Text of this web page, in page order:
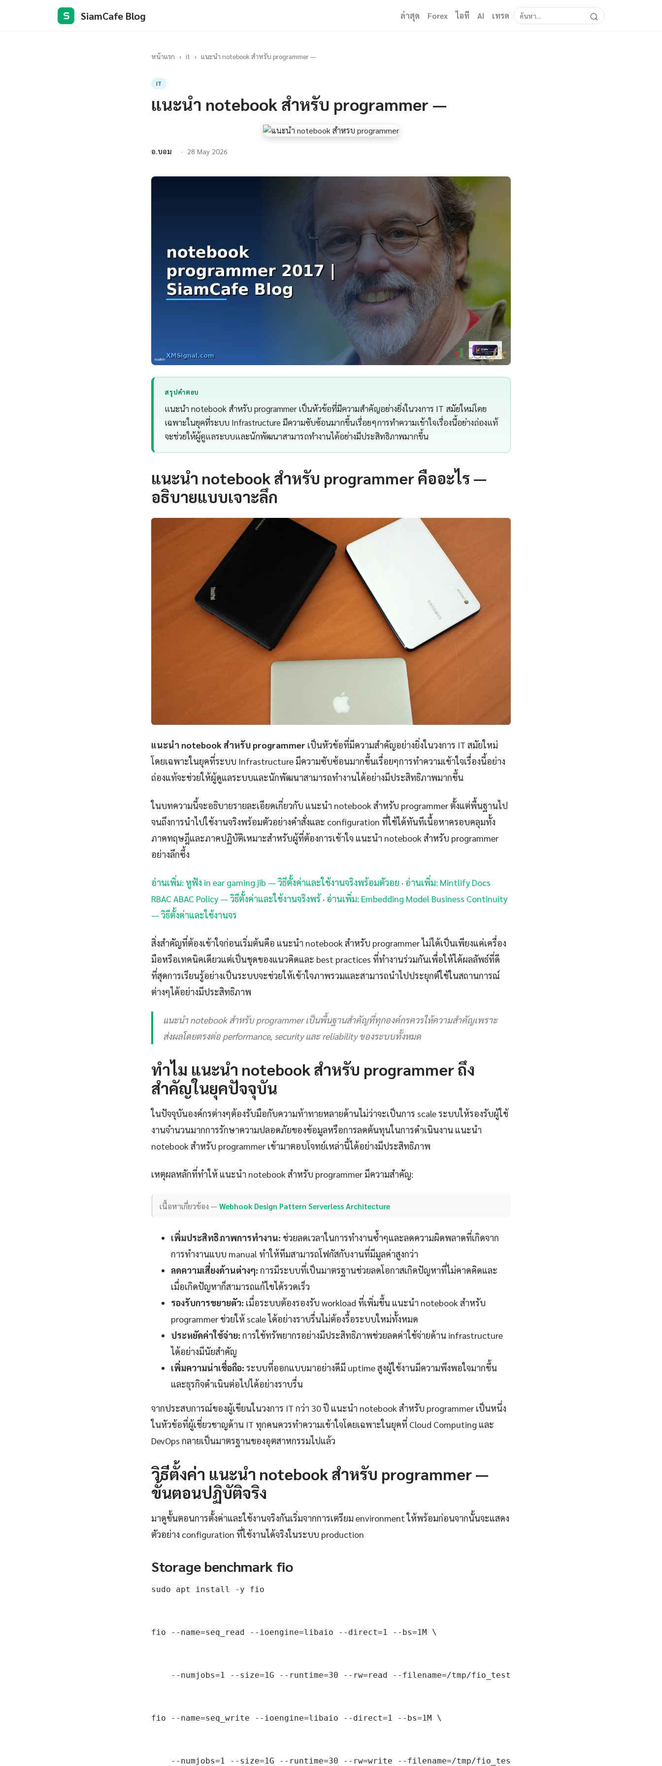
S SiamCafe Blog ล่าสุด Forex ไอที AI เทรด
หน้าแรก › it › แนะนำ notebook สำหรับ programmer —
IT
แนะนำ notebook สำหรับ programmer —
อ.บอม 28 May 2026
สรุปคำตอบ
แนะนำ notebook สำหรับ programmer เป็นหัวข้อที่มีความสำคัญอย่างยิ่งในวงการ IT สมัยใหม่โดย
เฉพาะในยุคที่ระบบ Infrastructure มีความซับซ้อนมากขึ้นเรื่อยๆการทำความเข้าใจเรื่องนี้อย่างถ่องแท้
จะช่วยให้ผู้ดูแลระบบและนักพัฒนาสามารถทำงานได้อย่างมีประสิทธิภาพมากขึ้น
แนะนำ notebook สำหรับ programmer คืออะไร —
อธิบายแบบเจาะลึก
แนะนำ notebook สำหรับ programmer เป็นหัวข้อที่มีความสำคัญอย่างยิ่งในวงการ IT สมัยใหม่
โดยเฉพาะในยุคที่ระบบ Infrastructure มีความซับซ้อนมากขึ้นเรื่อยๆการทำความเข้าใจเรื่องนี้อย่าง
ถ่องแท้จะช่วยให้ผู้ดูแลระบบและนักพัฒนาสามารถทำงานได้อย่างมีประสิทธิภาพมากขึ้น
ในบทความนี้จะอธิบายรายละเอียดเกี่ยวกับ แนะนำ notebook สำหรับ programmer ตั้งแต่พื้นฐานไป
จนถึงการนำไปใช้งานจริงพร้อมตัวอย่างคำสั่งและ configuration ที่ใช้ได้ทันทีเนื้อหาครอบคลุมทั้ง
ภาคทฤษฎีและภาคปฏิบัติเหมาะสำหรับผู้ที่ต้องการเข้าใจ แนะนำ notebook สำหรับ programmer
อย่างลึกซึ้ง
อ่านเพิ่ม: หูฟัง in ear gaming jib — วิธีตั้งค่าและใช้งานจริงพร้อมตัวอย · อ่านเพิ่ม: Mintlify Docs
RBAC ABAC Policy — วิธีตั้งค่าและใช้งานจริงพร้ · อ่านเพิ่ม: Embedding Model Business Continuity
— วิธีตั้งค่าและใช้งานจร
สิ่งสำคัญที่ต้องเข้าใจก่อนเริ่มต้นคือ แนะนำ notebook สำหรับ programmer ไม่ได้เป็นเพียงแค่เครื่อง
มือหรือเทคนิคเดียวแต่เป็นชุดของแนวคิดและ best practices ที่ทำงานร่วมกันเพื่อให้ได้ผลลัพธ์ที่ดี
ที่สุดการเรียนรู้อย่างเป็นระบบจะช่วยให้เข้าใจภาพรวมและสามารถนำไปประยุกต์ใช้ในสถานการณ์
ต่างๆได้อย่างมีประสิทธิภาพ
แนะนำ notebook สำหรับ programmer เป็นพื้นฐานสำคัญที่ทุกองค์กรควรให้ความสำคัญเพราะ
ส่งผลโดยตรงต่อ performance, security และ reliability ของระบบทั้งหมด
ทำไม แนะนำ notebook สำหรับ programmer ถึง
สำคัญในยุคปัจจุบัน
ในปัจจุบันองค์กรต่างๆต้องรับมือกับความท้าทายหลายด้านไม่ว่าจะเป็นการ scale ระบบให้รองรับผู้ใช้
งานจำนวนมากการรักษาความปลอดภัยของข้อมูลหรือการลดต้นทุนในการดำเนินงาน แนะนำ
notebook สำหรับ programmer เข้ามาตอบโจทย์เหล่านี้ได้อย่างมีประสิทธิภาพ
เหตุผลหลักที่ทำให้ แนะนำ notebook สำหรับ programmer มีความสำคัญ:
เนื้อหาเกี่ยวข้อง —Webhook Design Pattern Serverless Architecture
เพิ่มประสิทธิภาพการทำงาน: ช่วยลดเวลาในการทำงานซ้ำๆและลดความผิดพลาดที่เกิดจาก
การทำงานแบบ manual ทำให้ทีมสามารถโฟกัสกับงานที่มีมูลค่าสูงกว่า
ลดความเสี่ยงด้านต่างๆ: การมีระบบที่เป็นมาตรฐานช่วยลดโอกาสเกิดปัญหาที่ไม่คาดคิดและ
เมื่อเกิดปัญหาก็สามารถแก้ไขได้รวดเร็ว
รองรับการขยายตัว: เมื่อระบบต้องรองรับ workload ที่เพิ่มขึ้น แนะนำ notebook สำหรับ
programmer ช่วยให้ scale ได้อย่างราบรื่นไม่ต้องรื้อระบบใหม่ทั้งหมด
ประหยัดค่าใช้จ่าย: การใช้ทรัพยากรอย่างมีประสิทธิภาพช่วยลดค่าใช้จ่ายด้าน infrastructure
ได้อย่างมีนัยสำคัญ
เพิ่มความน่าเชื่อถือ: ระบบที่ออกแบบมาอย่างดีมี uptime สูงผู้ใช้งานมีความพึงพอใจมากขึ้น
และธุรกิจดำเนินต่อไปได้อย่างราบรื่น
จากประสบการณ์ของผู้เขียนในวงการ IT กว่า 30 ปี แนะนำ notebook สำหรับ programmer เป็นหนึ่ง
ในหัวข้อที่ผู้เชี่ยวชาญด้าน IT ทุกคนควรทำความเข้าใจโดยเฉพาะในยุคที่ Cloud Computing และ
DevOps กลายเป็นมาตรฐานของอุตสาหกรรมไปแล้ว
วิธีตั้งค่า แนะนำ notebook สำหรับ programmer —
ขั้นตอนปฏิบัติจริง
มาดูขั้นตอนการตั้งค่าและใช้งานจริงกันเริ่มจากการเตรียม environment ให้พร้อมก่อนจากนั้นจะแสดง
ตัวอย่าง configuration ที่ใช้งานได้จริงในระบบ production
Storage benchmark fio
sudo apt install -y fio
fio --name=seq_read --ioengine=libaio --direct=1 --bs=1M \
    --numjobs=1 --size=1G --runtime=30 --rw=read --filename=/tmp/fio_test
fio --name=seq_write --ioengine=libaio --direct=1 --bs=1M \
    --numjobs=1 --size=1G --runtime=30 --rw=write --filename=/tmp/fio_test